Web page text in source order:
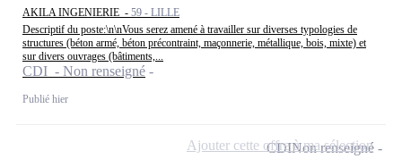
AKILA INGENIERIE - 59 - LILLE
Descriptif du poste:\n\nVous serez amené à travailler sur diverses typologies de
structures (béton armé, béton précontraint, maçonnerie, métallique, bois, mixte) et
sur divers ouvrages (bâtiments,...
CDI - Non renseigné
Publié hier
CDINon renseigné
Ajouter cette offre à ma sélection